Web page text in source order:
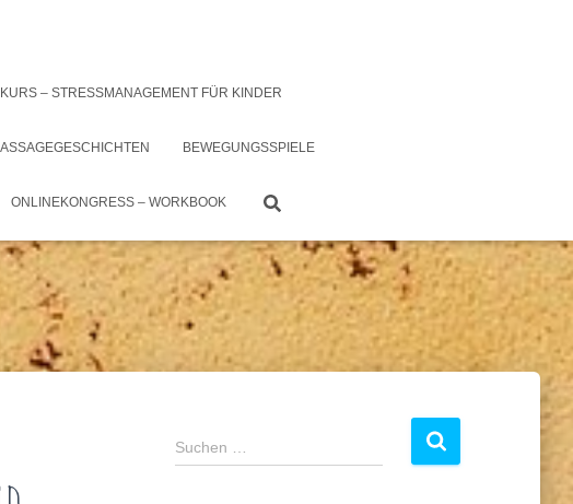
– STRESSMANAGEMENT FÜR KINDER
BEWEGUNGSSPIELE
ONLINEKONGRESS – WORKBOOK
Suchen …